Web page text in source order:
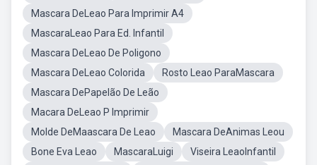
Mascara DeLeao Para Imprimir A4
MascaraLeao Para Ed. Infantil
Mascara DeLeao De Poligono
Mascara DeLeao Colorida
Rosto Leao ParaMascara
Mascara DePapelão De Leão
Macara DeLeao P Imprimir
Molde DeMaascara De Leao
Mascara DeAnimas Leou
Bone Eva Leao
MascaraLuigi
Viseira LeaoInfantil